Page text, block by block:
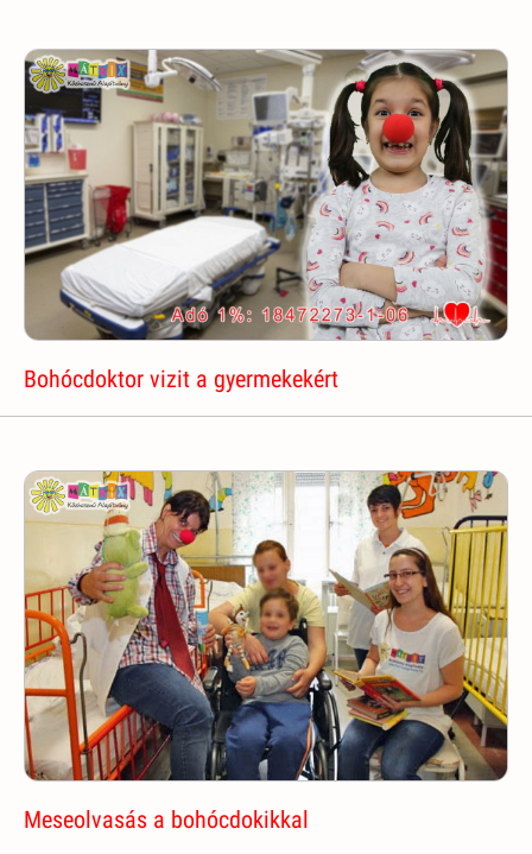
Bohócdoktor vizit a gyermekekért
Meseolvasás a bohócdokikkal